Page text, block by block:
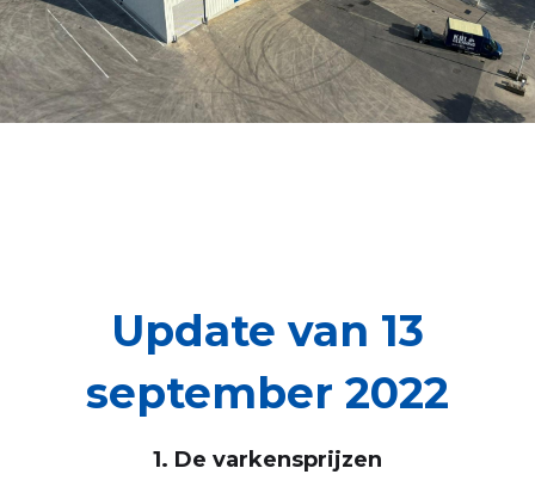
Update van 13
september 2022
1. De varkensprijzen